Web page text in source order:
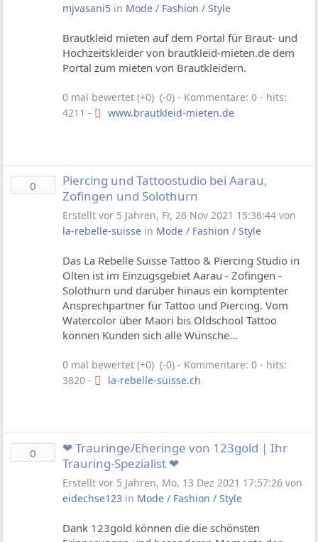
mjvasani5in Mode / Fashion / Style
Brautkleid mieten auf dem Portal für Braut- und
Hochzeitskleider von brautkleid-mieten.de dem
Portal zum mieten von Brautkleidern.
0 mal bewertet (+0) (-0)- Kommentare: 0 - hits:
4211 -
www.brautkleid-mieten.de
0
Piercing und Tattoostudio bei Aarau,
Zofingen und Solothurn
Erstellt vor 5 Jahren, Fr, 26 Nov 2021 15:36:44 von
la-rebelle-suissein Mode / Fashion / Style
Das La Rebelle Suisse Tattoo & Piercing Studio in
Olten ist im Einzugsgebiet Aarau - Zofingen -
Solothurn und darüber hinaus ein komptenter
Ansprechpartner für Tattoo und Piercing. Vom
Watercolor über Maori bis Oldschool Tattoo
können Kunden sich alle Wünsche...
0 mal bewertet (+0) (-0)- Kommentare: 0 - hits:
3820 -
la-rebelle-suisse.ch
0
❤ Trauringe/Eheringe von 123gold | Ihr
Trauring-Spezialist ❤
Erstellt vor 5 Jahren, Mo, 13 Dez 2021 17:57:26 von
eidechse123 in Mode / Fashion / Style
Dank 123gold können die die schönsten